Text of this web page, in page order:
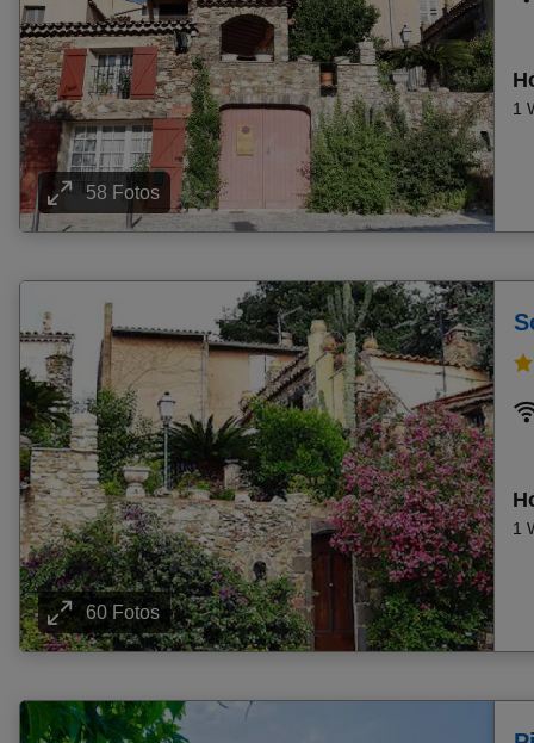
Pauschalangebot Oase Zarzis
Pauschalangebot Seguia Strand
Pauschalangebot Cala Ferrera
Pauschalangebot Alvor
Pauschalangebot Kolymbari
Pauschalangebot Aghia Marina
Pauschalangebot Gerakini
Pauschalangebot Cala Domingos
Pauschalangebot Dassia
Pauschalangebot Cambrils
Pauschalangebot Praia Da Luz
Pauschalangebot Malgrat De Mar
Pauschalangebot Sani
Pauschalangebot Portimao
Pauschalangebot Estepona
Pauschalangebot Ouranoupolis
Pauschalangebot Torrox-Costa
Pauschalangebot Paralia
Pauschalangebot Nessebar
Pauschalangebot Cala San Vicente
58 Fotos
1
60 Fotos
1